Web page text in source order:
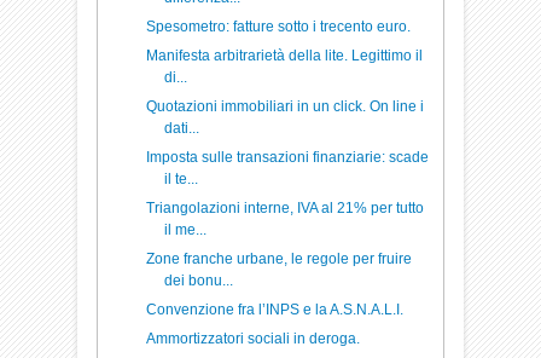
Spesometro: fatture sotto i trecento euro.
Manifesta arbitrarietà della lite. Legittimo il
di...
Quotazioni immobiliari in un click. On line i
dati...
Imposta sulle transazioni finanziarie: scade
il te...
Triangolazioni interne, IVA al 21% per tutto
il me...
Zone franche urbane, le regole per fruire
dei bonu...
Convenzione fra l’INPS e la A.S.N.A.L.I.
Ammortizzatori sociali in deroga.